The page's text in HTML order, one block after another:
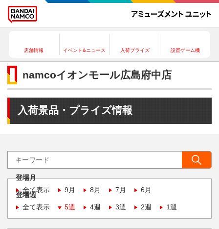
店舗情報 イベント&ニュース 入荷プライズ 設置ゲーム機
namcoイオンモール広島府中店
入荷景品・プライズ情報
登場月
全て表示
9月 8月 7月 6月
登場週
全て表示
5週 4週 3週 2週 1週